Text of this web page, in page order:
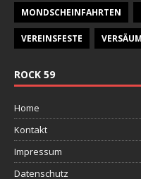
MONDSCHEINFAHRTEN
VEREINSFESTE
ROCK 59
Home
Kontakt
Impressum
Datenschutz